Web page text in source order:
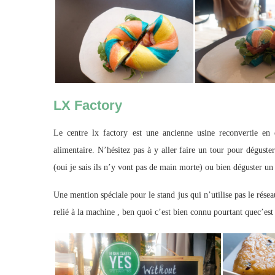
LX Factory
Le centre lx factory est une ancienne usine reconvertie
alimentaire. N’hésitez pas à y aller faire un tour pour
(oui je sais ils n’y vont pas de main morte) ou bien déguster
Une mention spéciale pour le stand jus qui n’utilise pas le
relié à la machine , ben quoi c’est bien connu pourtant